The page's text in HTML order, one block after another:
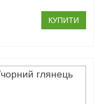
КУПИТИ